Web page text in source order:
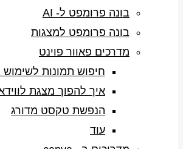
בונה פרומפט ל- AI
בונה פרומפט למצגות
מדרכים פאוור פוינט
חיפוש תמונות לשימוש
איך להפוך מצגת
הנפשת טקסט מדורג
עוד